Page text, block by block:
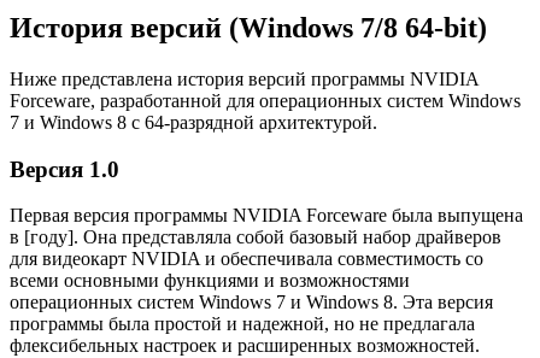
История версий (Windows 7/8 64-bit)
Ниже представлена история версий программы NVIDIA
Forceware, разработанной для операционных систем Windows
7 и Windows 8 с 64-разрядной архитектурой.
Версия 1.0
Первая версия программы NVIDIA Forceware была выпущена
в [году]. Она представляла собой базовый набор драйверов
для видеокарт NVIDIA и обеспечивала совместимость со
всеми основными функциями и возможностями
операционных систем Windows 7 и Windows 8. Эта версия
программы была простой и надежной, но не предлагала
флексибельных настроек и расширенных возможностей.